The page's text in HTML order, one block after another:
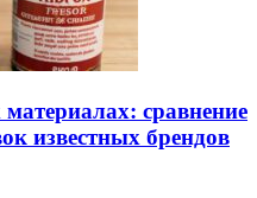
сравнение
известных брендов